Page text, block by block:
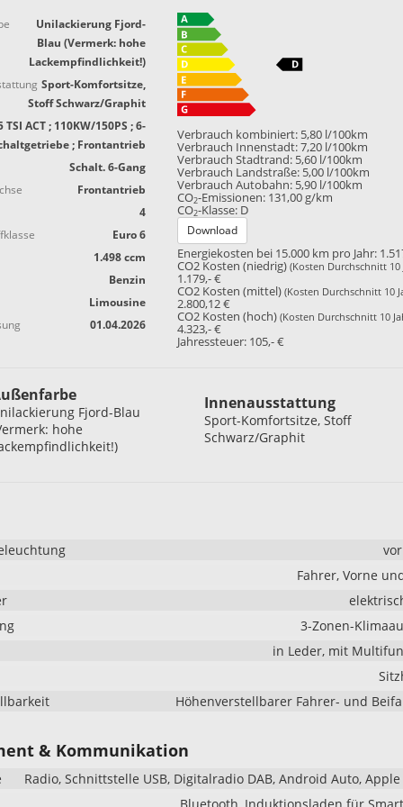
Unilackierung Fjord-
Blau (Vermerk: hohe
Lackempfindlichkeit!)
Sport-Komfortsitze,
Stoff Schwarz/Graphit
TSI ACT ; 110KW/150PS ; 6-
; Frontantrieb
Schalt. 6-Gang
Frontantrieb
4
Euro 6
1.498 ccm
Benzin
Limousine
01.04.2026
Verbrauch kombiniert: 5,80 l/100km
Verbrauch Innenstadt: 7,20 l/100km
Verbrauch Stadtrand: 5,60 l/100km
Verbrauch Landstraße: 5,00 l/100km
Verbrauch Autobahn: 5,90 l/100km
CO2-Emissionen: 131,00 g/km
CO2-Klasse: D
Download
Energiekosten bei 15.000 km pro Jahr:
CO2 Kosten (niedrig)(Kosten Durchschnitt 10
1.179,- €
CO2 Kosten (mittel)(Kosten Durchschnitt 10
2.800,12 €
CO2 Kosten (hoch)(Kosten Durchschnitt 10
4.323,- €
Jahressteuer: 105,- €
Fjord-Blau
hohe
Innenausstattung
Sport-Komfortsitze, Stoff
Schwarz/Graphit
Fahrer, Vorne
3-Zonen-
in Leder, mit
Höhenverstellbarer Fahrer- und
& Kommunikation
Radio, Schnittstelle USB, Digitalradio DAB, Android Auto, Apple
Bluetooth, Induktionsladen für